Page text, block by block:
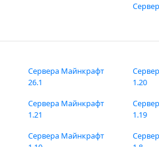
Сервера Майнкрафт
26.1
Сервера Майнкрафт
1.21
1.20
1.19
Сервера Майнкрафт